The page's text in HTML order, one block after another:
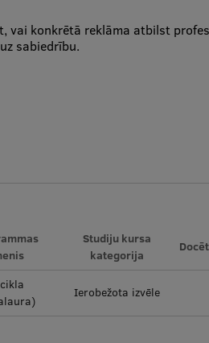
vai konkrētā reklāma atbilst
sabiedrību.
Studiju kursa
kategorija
Ierobežota izvēle